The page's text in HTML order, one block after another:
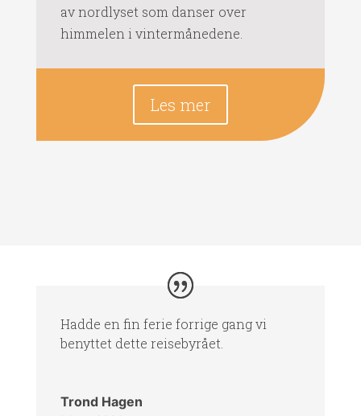
av nordlyset som danser over
himmelen i vintermånedene.
Les mer
Hadde en fin ferie forrige gang vi
benyttet dette reisebyrået.
Trond Hagen